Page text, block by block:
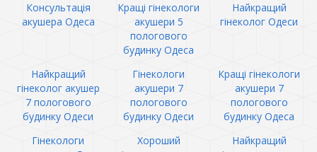
Консультація
акушера Одеса
Кращі гінекологи
акушери 5
пологового
будинку Одеса
Найкращий
гінеколог Одеси
Найкращий
гінеколог акушер
7 пологового
будинку Одеси
Гінекологи
акушери 7
пологового
будинку Одеси
Кращі гінекологи
акушери 7
пологового
будинку Одеса
Гінекологи
Хороший
Найкращий